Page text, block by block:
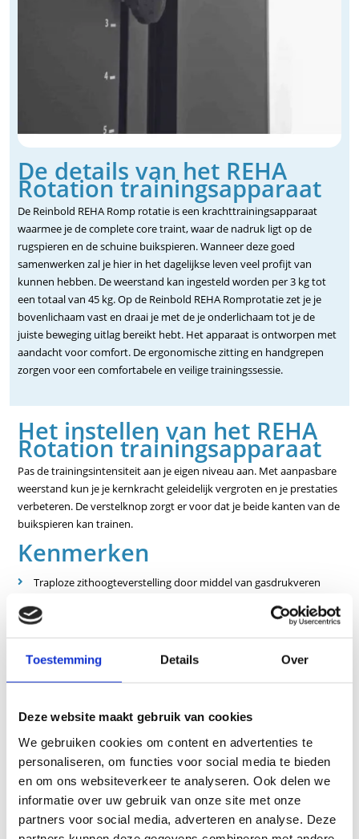
Toestemming Details Over
Deze website maakt gebruik van cookies
We gebruiken cookies om content en advertenties te
personaliseren, om functies voor social media te bieden
en om ons websiteverkeer te analyseren. Ook delen we
informatie over uw gebruik van onze site met onze
partners voor social media, adverteren en analyse. Deze
De details van het REHA
Rotation trainingsapparaat
De Reinbold REHA Romp rotatie is een krachttrainingsapparaat
waarmee je de complete core traint, waar de nadruk ligt op de
rugspieren en de schuine buikspieren. Wanneer deze goed
samenwerken zal je hier in het dagelijkse leven veel profijt van
kunnen hebben. De weerstand kan ingesteld worden per 3 kg tot
een totaal van 45 kg. Op de Reinbold REHA Romprotatie zet je je
bovenlichaam vast en draai je met de je onderlichaam tot je de
juiste beweging uitlag bereikt hebt. Het apparaat is ontworpen met
aandacht voor comfort. De ergonomische zitting en handgrepen
zorgen voor een comfortabele en veilige trainingssessie.
Het instellen van het REHA
Rotation trainingsapparaat
Pas de trainingsintensiteit aan je eigen niveau aan. Met aanpasbare
weerstand kun je je kernkracht geleidelijk vergroten en je prestaties
verbeteren. De verstelknop zorgt er voor dat je beide kanten van de
buikspieren kan trainen.
Kenmerken
Traploze zithoogteverstelling door middel van gasdrukveren
Verstelbare voetensteun
Opvouwbare schoudervullingen voor comfortabel in- en
Traploos instelbare reisbegrenzing
Draagvermogen: 65 kg in 5 x 3 kg + 10 x 5 kg